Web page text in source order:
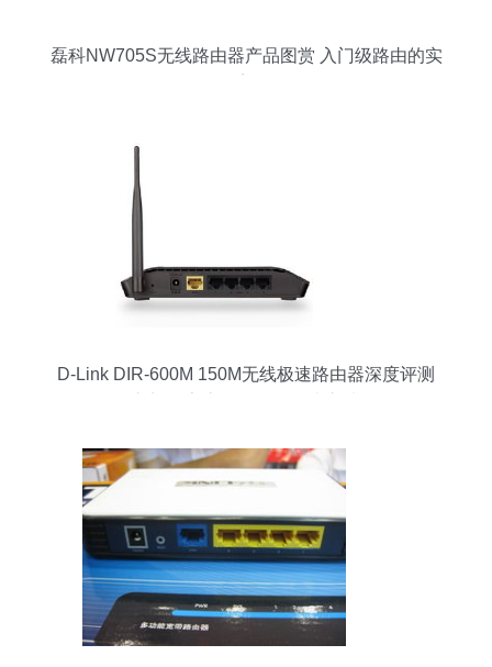
磊科NW705S无线路由器产品图赏 入门级路由的实
D-Link DIR-600M 150M无线极速路由器深度评测